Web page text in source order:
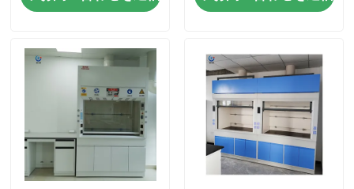
ホーム
製品
VRショー
企業情報